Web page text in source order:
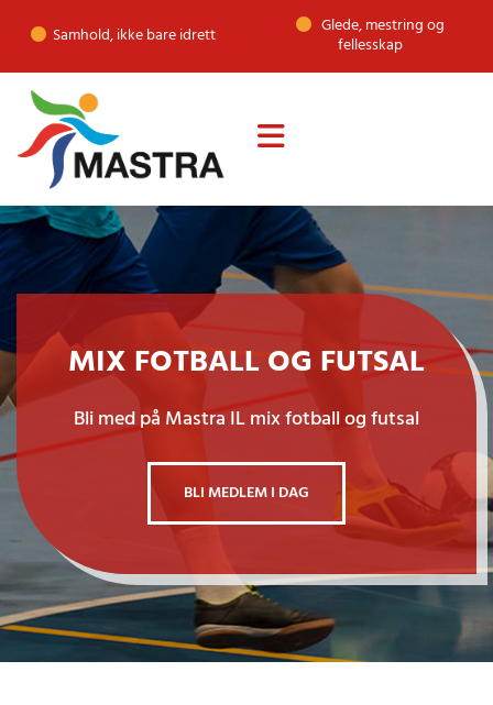
 Samhold, ikke bare idrett Glede, mestring og
fellesskap
MIX FOTBALL OG FUTSAL
Bli med på Mastra IL mix fotball og futsal
BLI MEDLEM I DAG